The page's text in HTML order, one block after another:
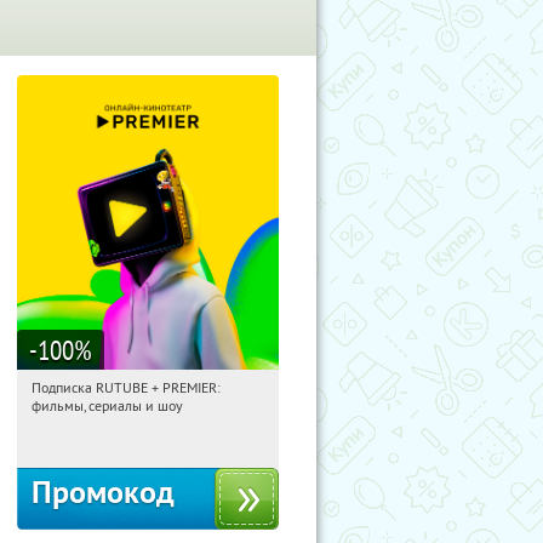
-100%
10:13:02 Получили:
Подписка RUTUBE + PREMIER:
фильмы, сериалы и шоу
Промокод